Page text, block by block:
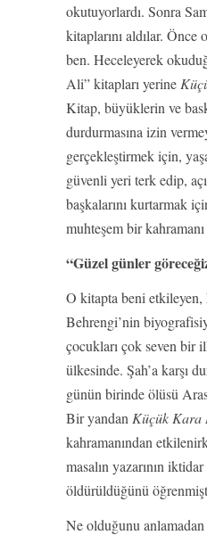
okutuyorlardı. Sonra
kitaplarını aldılar.
ben. Heceleyerek
Ali” kitapları yerine
Kitap, büyüklerin ve
durdurmasına izin
gerçekleştirmek için,
güvenli yeri terk edip,
başkalarını kurtarmak
muhteşem bir
“Güzel günler
O kitapta beni
Behrengi’nin
çocukları çok seven bir
ülkesinde. Şah’a karşı
günün birinde ölüsü
Bir yandan Küçük Kara
kahramanından
masalın yazarının
öldürüldüğünü
Ne olduğunu